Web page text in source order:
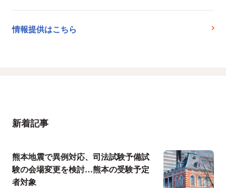
情報提供はこちら
新着記事
熊本地震で異例対応、司法試験予備試
験の会場変更を検討…熊本の受験予定
者対象